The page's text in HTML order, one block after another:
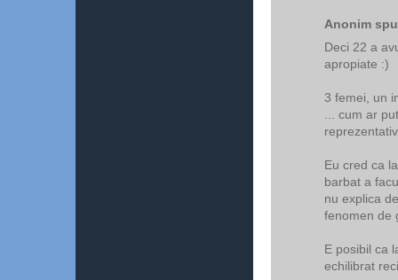
Anonim
Deci 22 a
apropiate :)
3 femei, un
... cum ar
Eu cred ca
barbat a
nu explica
fenomen de
E posibil ca
echilibrat